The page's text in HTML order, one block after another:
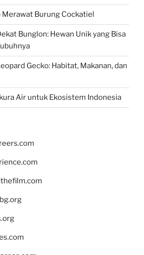
Merawat Burung Cockatiel
Bunglon: Hewan Unik yang Bisa
Gecko: Habitat, Makanan, dan
Air untuk Ekosistem Indonesia